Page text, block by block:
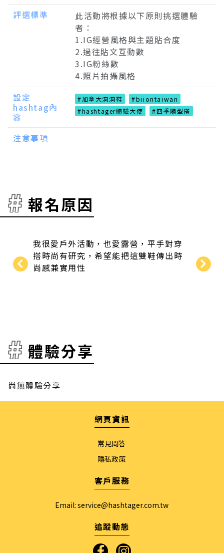
評選標準
此活動將根據以下原則挑選體驗
者：
1.IG經營風格與主題貼合度
2.過往貼文互動數
3.IG粉絲數
4.照片拍攝風格
設定
hashtag內
容
#加拿大洞洞鞋
#biiontaiwan
#hashtager體驗大使
#四季隨型搭
注意事項
報名原因
我很愛戶外活動，也愛露營，平手對穿
搭時尚有研究，希望能把這雙鞋傳出時
尚感兼實用性
～
體驗分享
尚無體驗分享
網頁資訊
常見問答
隱私政策
客戶服務
Email: service@hashtager.com.tw
追蹤動態